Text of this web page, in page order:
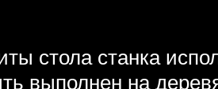
стола станка
выполнен на